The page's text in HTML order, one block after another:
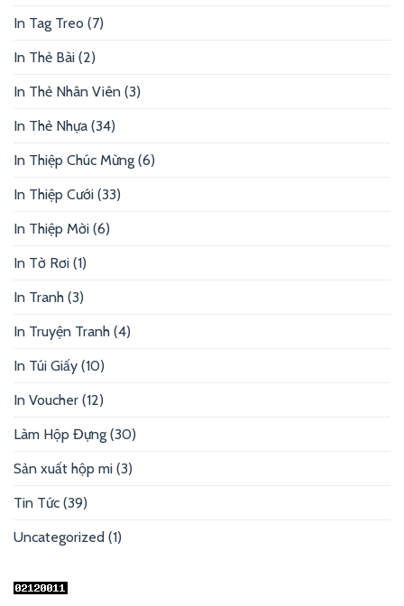
In Tag Treo (7)
In Thẻ Bài (2)
In Thẻ Nhân Viên (3)
In Thẻ Nhựa (34)
In Thiệp Chúc Mừng (6)
In Thiệp Cưới (33)
In Thiệp Mời (6)
In Tờ Rơi (1)
In Tranh (3)
In Truyện Tranh (4)
In Túi Giấy (10)
In Voucher (12)
Làm Hộp Đựng (30)
Sản xuất hộp mi (3)
Tin Tức (39)
Uncategorized (1)